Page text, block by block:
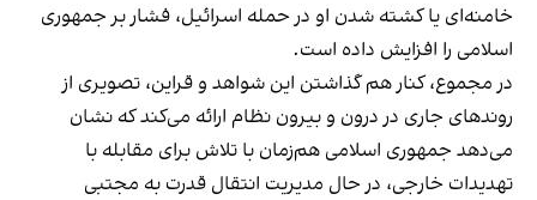
خامنه‌ای یا کشته شدن او در حمله اسرائیل، فشار بر جمهوری
اسلامی را افزایش داده است.
در مجموع، کنار هم گذاشتن این شواهد و قراین، تصویری از
روندهای جاری در درون و بیرون نظام ارائه می‌‎کند که نشان
می‌دهد جمهوری اسلامی هم‌زمان با تلاش برای مقابله با
تهدیدات خارجی، در حال مدیریت انتقال قدرت به مجتبی